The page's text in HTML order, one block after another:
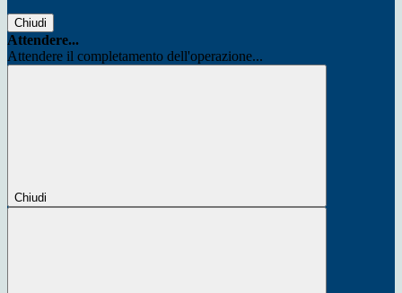
Chiudi
Attendere...
Attendere il completamento dell'operazione...
Chiudi